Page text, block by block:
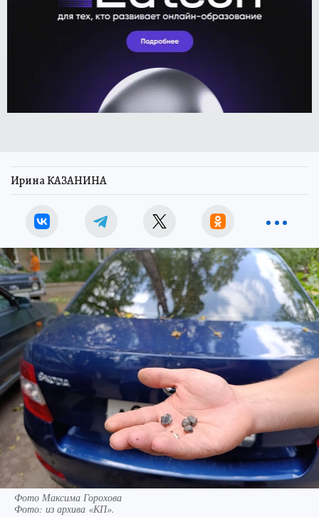
Ирина КАЗАНИНА
Фото Максима Горохова
Фото: из архива «КП».